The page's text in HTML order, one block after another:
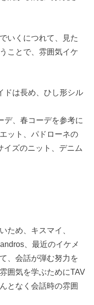
いくにつれて、見た
ことで、雰囲気イケ
ドは長め、ひし形シル
デ、春コーデを参考に
ット、パドローネの
イズのニット、デニム
ため、キスマイ、
、最近のイケメ
、会話が弾む努力を
囲気を学ぶためにTAV
となく会話時の雰囲